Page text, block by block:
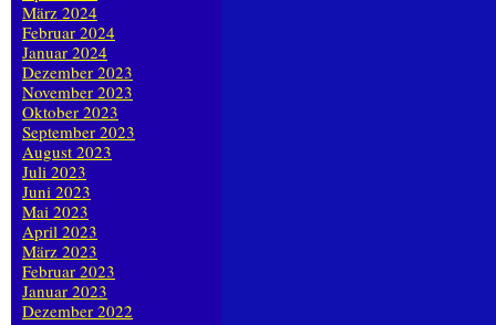
März 2024
Februar 2024
Januar 2024
Dezember 2023
November 2023
Oktober 2023
September 2023
August 2023
Juli 2023
Juni 2023
Mai 2023
April 2023
März 2023
Februar 2023
Januar 2023
Dezember 2022